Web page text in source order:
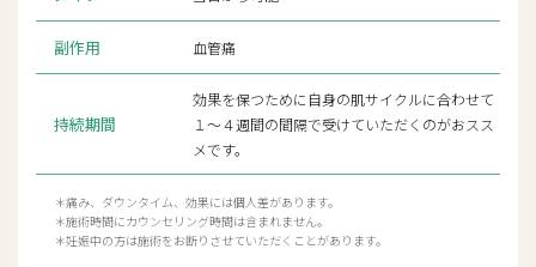
副作用 血管痛
持続期間
効果を保つために自身の肌サイクルに合わせて
１〜４週間の間隔で受けていただくのがおスス
メです。
＊痛み、ダウンタイム、効果には個人差があります。
＊施術時間にカウンセリング時間は含まれません。
＊妊娠中の方は施術をお断りさせていただくことがあります。